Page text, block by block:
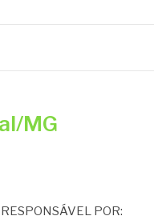
MG
POR: